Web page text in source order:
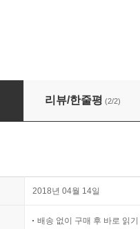
를 관통하는 진리
리뷰/한줄평 (2/2)
2018년 04월 14일
배송 없이 구매 후 바로 읽기